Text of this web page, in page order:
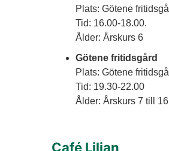
Plats: Götene
Tid: 16.00-18.00.
Ålder: Årskurs 6
Götene fritidsgård
Plats: Götene
Tid: 19.30-22.00
Ålder: Årskurs 7 till 16
Café Liljan